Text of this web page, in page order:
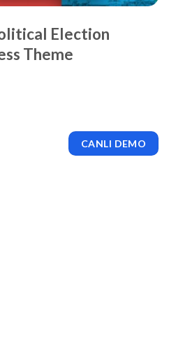
Election
Theme
CANLI DEMO